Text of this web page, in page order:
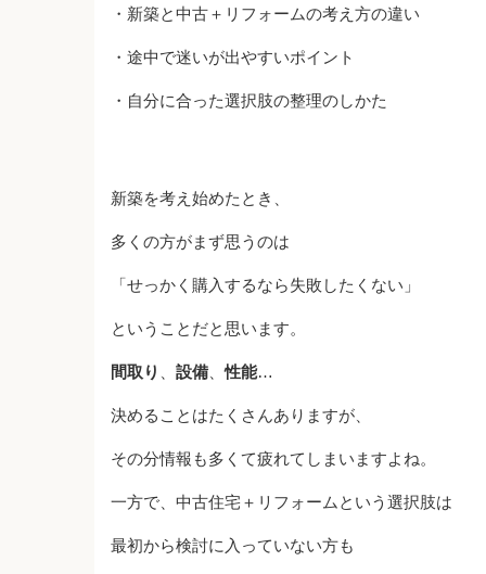
・新築と中古＋リフォームの考え方の違い
・途中で迷いが出やすいポイント
・自分に合った選択肢の整理のしかた
新築を考え始めたとき、
多くの方がまず思うのは
「せっかく購入するなら失敗したくない」
ということだと思います。
間取り 設備 、性能…
決めることはたくさんありますが、
その分情報も多くて疲れてしまいますよね。
一方で、中古住宅＋リフォームという選択肢は
最初から検討に入っていない方も